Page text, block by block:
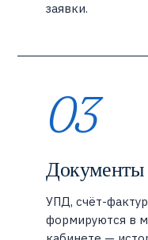
заявки.
03
Документы
УПД, счёт-
формируются в